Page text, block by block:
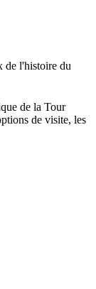
de l'histoire du
de la Tour
de visite, les